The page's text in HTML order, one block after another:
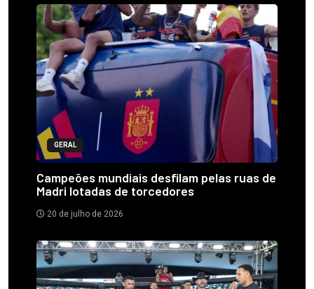
GERAL
Campeões mundiais desfilam pelas ruas de
Madri lotadas de torcedores
20 de julho de 2026